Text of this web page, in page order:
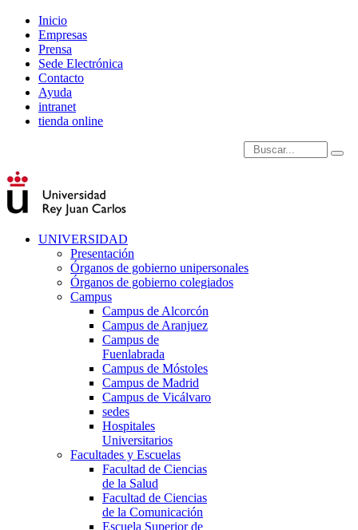
Inicio
Empresas
Prensa
Sede Electrónica
Contacto
Ayuda
intranet
tienda online
Introduce términos de
UNIVERSIDAD
Presentación
Órganos de gobierno unipersonales
Órganos de gobierno colegiados
Campus
Campus de Alcorcón
Campus de Aranjuez
Campus de
Fuenlabrada
Campus de Móstoles
Campus de Madrid
Campus de Vicálvaro
sedes
Hospitales
Universitarios
Facultades y Escuelas
Facultad de Ciencias
de la Salud
Facultad de Ciencias
de la Comunicación
Escuela Superior de